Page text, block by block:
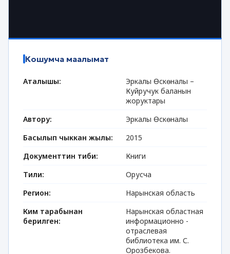
Кошумча маалымат
Аталышы:
Эркалы Өскөналы –
Куйручук баланын
жоруктары
Автору:
Эркалы Өскөналы
Басылып чыккан жылы:
2015
Документтин тиби:
Книги
Тили:
Орусча
Регион:
Нарынская область
Ким тарабынан
берилген:
Нарынская областная
информационно -
отраслевая
библиотека им. С.
Орозбекова.